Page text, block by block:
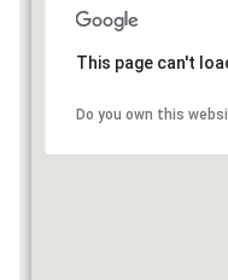
This page can't
Do you own this